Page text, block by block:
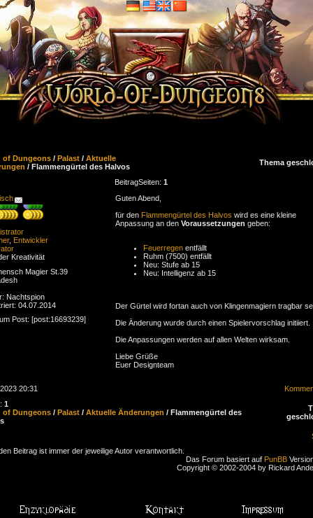
of Dungeons / Palast / Aktuelle
/ Flammengürtel des Halvos Thema
BeitragSeiten: 1
, Entwickler
Kreativität
Magier St.39
Nachtspion
04.07.2014
Post: [post:16693239]
Guten Abend,
für den Flammengürtel des Halvos wird es eine kleine
Anpassung an den Voraussetzungen geben:
Feuerregen entfällt
Ruhm (7500) entfällt
Neu: Stufe ab 15
Neu: Intelligenz ab 15
Der Gürtel wird fortan auch von Klingenmagiern tragbar
Die Änderung wurde durch einen Spielervorschlag initiiert.
Die Anpassungen werden auf allen Welten wirksam.
Liebe Grüße
Euer Designteam
20:31
1
of Dungeons / Palast / Aktuelle Änderungen / Flammengürtel des
Beitrag ist immer der jeweilige Autor verantwortlich.
Das Forum basiert auf PunBB
Copyright © 2002-2004 by Rickard